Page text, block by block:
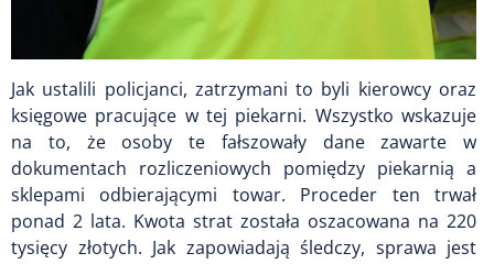
Jak ustalili policjanci, zatrzymani to byli kierowcy oraz
księgowe pracujące w tej piekarni. Wszystko wskazuje
na to, że osoby te fałszowały dane zawarte w
dokumentach rozliczeniowych pomiędzy piekarnią a
sklepami odbierającymi towar. Proceder ten trwał
ponad 2 lata. Kwota strat została oszacowana na 220
tysięcy złotych. Jak zapowiadają śledczy, sprawa jest